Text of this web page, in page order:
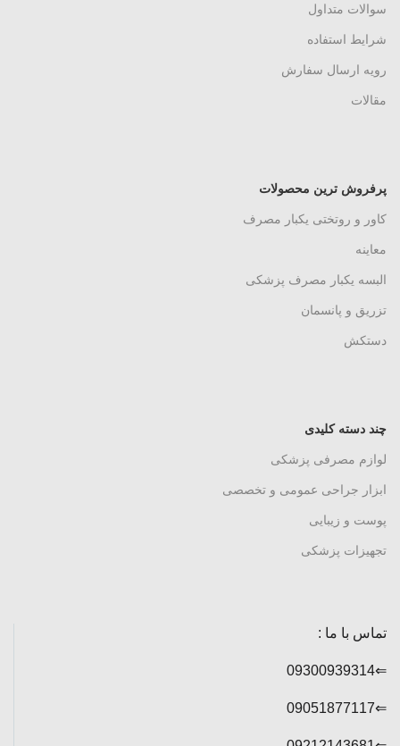
سوالات متداول
شرایط استفاده
رویه ارسال سفارش
مقالات
پرفروش ترین محصولات
کاور و روتختی یکبار مصرف
معاینه
البسه یکبار مصرف پزشکی
تزریق و پانسمان
دستکش
چند دسته کلیدی
لوازم مصرفی پزشکی
ابزار جراحی عمومی و تخصصی
پوست و زیبایی
تجهیزات پزشکی
تماس با ما :
⇐09300939314
⇐09051877117